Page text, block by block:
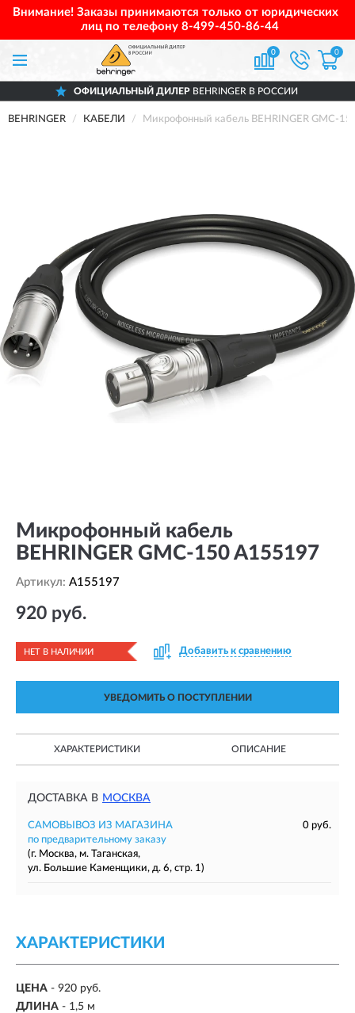
Внимание! Заказы принимаются только от юридических
лиц по телефону 8-499-450-86-44
0 0
ОФИЦИАЛЬНЫЙ ДИЛЕР BEHRINGER В РОССИИ
BEHRINGER КАБЕЛИ Микрофонный кабель BEHRINGER GMC-
Микрофонный кабель
BEHRINGER GMC-150 A155197
Артикул: A155197
920 руб.
НЕТ В НАЛИЧИИ Добавить к сравнению
УВЕДОМИТЬ О ПОСТУПЛЕНИИ
ХАРАКТЕРИСТИКИ ОПИСАНИЕ
ДОСТАВКА В МОСКВА
САМОВЫВОЗ ИЗ МАГАЗИНА
0 руб.
по предварительному заказу
(г. Москва, м. Таганская,
ул. Большие Каменщики, д. 6, стр. 1)
ХАРАКТЕРИСТИКИ
ЦЕНА - 920 руб.
ДЛИНА - 1,5 м